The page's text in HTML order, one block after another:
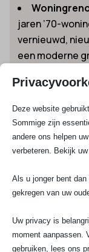
jaren ’70-
vernieuwd,
een moderne
Zakelijk
in
onderhoud en
richtlijnen,
komt.
en
slimme
Extra
huishoudens
Deze website
Sommige zijn
andere ons helpen
verbeteren. Bekijk
Als u jonger bent
gekregen van uw
Uw privacy is
moment aanpassen.
gebruiken, lees ons